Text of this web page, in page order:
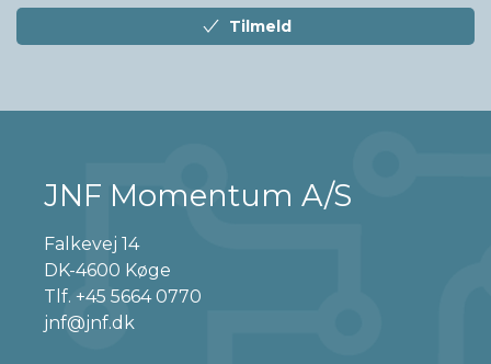
Tilmeld
JNF Momentum A/S
Falkevej 14
DK-4600 Køge
Tlf. +45 5664 0770
jnf@jnf.dk